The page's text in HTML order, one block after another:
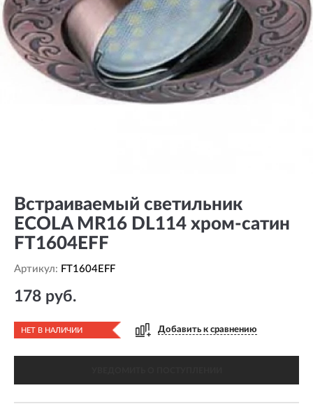
Встраиваемый светильник
ECOLA MR16 DL114 хром-сатин
FT1604EFF
Артикул: FT1604EFF
178 руб.
НЕТ В НАЛИЧИИ Добавить к сравнению